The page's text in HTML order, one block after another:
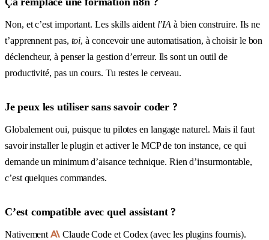
Non, et c’est important. Les skills aident l’IA à bien construire. Ils ne
t’apprennent pas, toi, à concevoir une automatisation, à choisir le bon
déclencheur, à penser la gestion d’erreur. Ils sont un outil de
productivité, pas un cours. Tu restes le cerveau.
Je peux les utiliser sans savoir coder ?
Globalement oui, puisque tu pilotes en langage naturel. Mais il faut
savoir installer le plugin et activer le MCP de ton instance, ce qui
demande un minimum d’aisance technique. Rien d’insurmontable,
c’est quelques commandes.
C’est compatible avec quel assistant ?
Nativement
Claude Code et Codex (avec les plugins fournis).